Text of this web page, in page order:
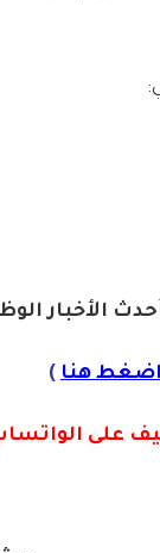
الأخبار
هنا )
على